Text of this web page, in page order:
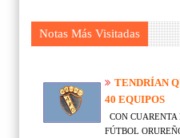
Notas Más Visitadas
TENDRÍAN
40 EQUIPOS
CON CUARENTA
FÚTBOL